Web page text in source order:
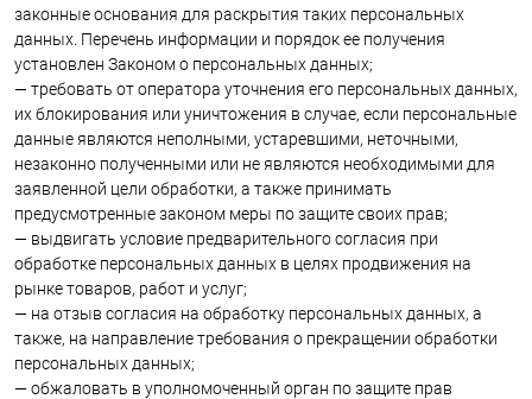
законные основания для раскрытия таких персональных
данных. Перечень информации и порядок ее получения
установлен Законом о персональных данных;
— требовать от оператора уточнения его персональных данных,
их блокирования или уничтожения в случае, если персональные
данные являются неполными, устаревшими, неточными,
незаконно полученными или не являются необходимыми для
заявленной цели обработки, а также принимать
предусмотренные законом меры по защите своих прав;
— выдвигать условие предварительного согласия при
обработке персональных данных в целях продвижения на
рынке товаров, работ и услуг;
— на отзыв согласия на обработку персональных данных, а
также, на направление требования о прекращении обработки
персональных данных;
— обжаловать в уполномоченный орган по защите прав